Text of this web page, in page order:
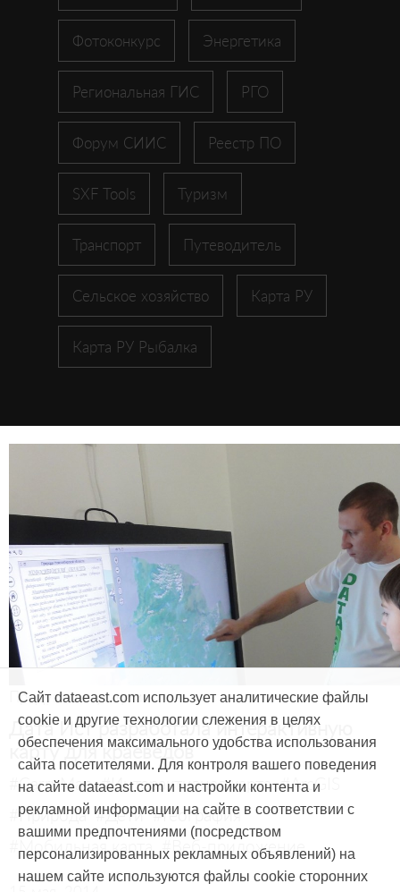
Фотоконкурс Энергетика
Региональная ГИС РГО
Форум СИИС Реестр ПО
SXF Tools Туризм
Транспорт Путеводитель
Сельское хозяйство Карта РУ
Карта РУ Рыбалка
Продукты и услуги
Дата Ист разработала интерактивную
карту для краеведов
#CarryMap #Интерактивная карта #ArcGIS
#Природа #Дети #География
#Мобильная карта #Веб-приложение
Сайт dataeast.com использует аналитические файлы
cookie и другие технологии слежения в целях
обеспечения максимального удобства использования
сайта посетителями. Для контроля вашего поведения
на сайте dataeast.com и настройки контента и
рекламной информации на сайте в соответствии с
вашими предпочтениями (посредством
персонализированных рекламных объявлений) на
нашем сайте используются файлы cookie сторонних